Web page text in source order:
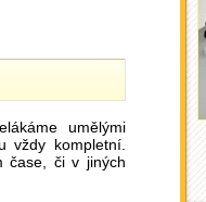
umělými
vždy kompletní.
čase, či v jiných